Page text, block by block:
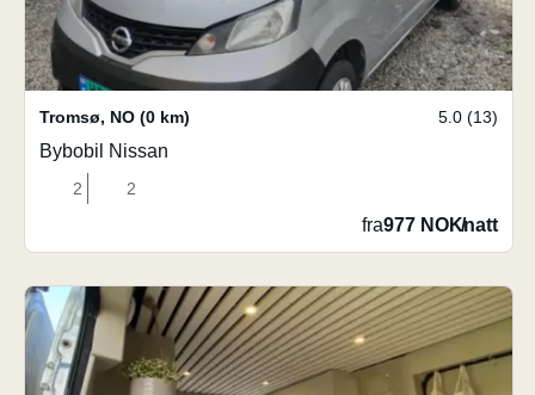
Tromsø, NO (0 km) 5.0 (13)
Bybobil Nissan
2 2
fra977 NOK/natt